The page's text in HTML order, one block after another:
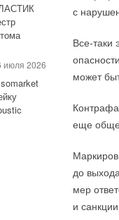
2026
с
Все-таки
может
еще
до
мер
и
энергию
бывшим
комментариев